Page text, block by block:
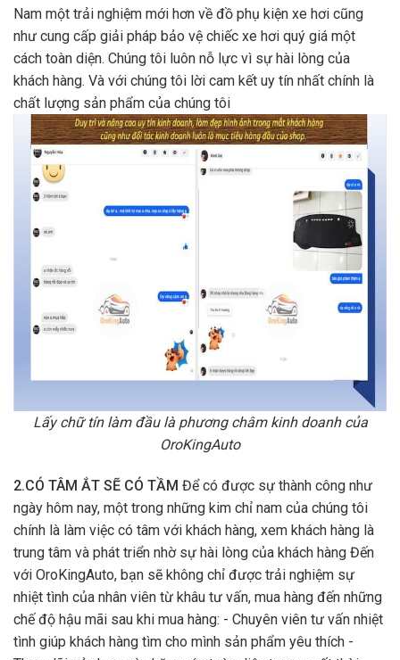
Nam một trải nghiệm mới hơn về đồ phụ kiện xe hơi cũng
như cung cấp giải pháp bảo vệ chiếc xe hơi quý giá một
cách toàn diện. Chúng tôi luôn nỗ lực vì sự hài lòng của
khách hàng. Và với chúng tôi lời cam kết uy tín nhất chính là
chất lượng sản phẩm của chúng tôi
Lấy chữ tín làm đầu là phương châm kinh doanh của
OroKingAuto
2.CÓ TÂM ẮT SẼ CÓ TẦM Để có được sự thành công như
ngày hôm nay, một trong những kim chỉ nam của chúng tôi
chính là làm việc có tâm với khách hàng, xem khách hàng là
trung tâm và phát triển nhờ sự hài lòng của khách hàng Đến
với OroKingAuto, bạn sẽ không chỉ được trải nghiệm sự
nhiệt tình của nhân viên từ khâu tư vấn, mua hàng đến những
chế độ hậu mãi sau khi mua hàng: - Chuyên viên tư vấn nhiệt
tình giúp khách hàng tìm cho mình sản phẩm yêu thích -